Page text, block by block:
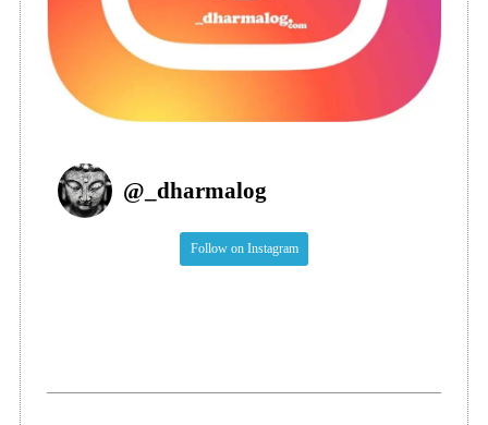
@ _dharmalog
Follow on Instagram